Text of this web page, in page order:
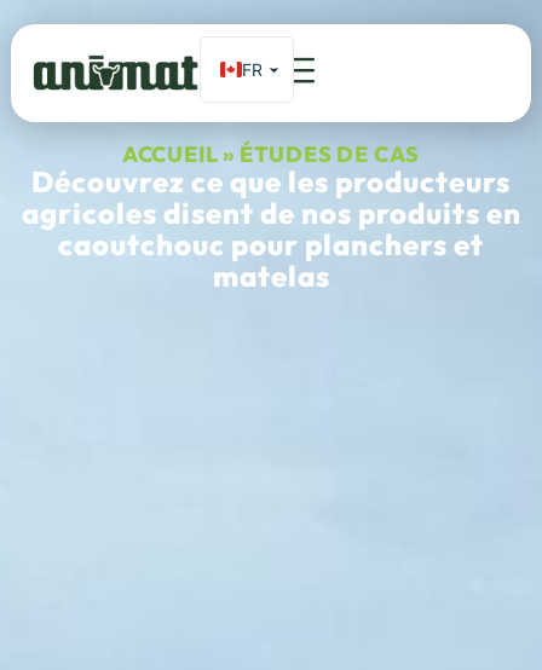
FR
EN
ES_MX
DE
Accueil»Études De Cas
ACCUEIL» ÉTUDES DE CAS
Découvrez ce que les producteurs
agricoles disent de nos produits en
caoutchouc pour planchers et
matelas